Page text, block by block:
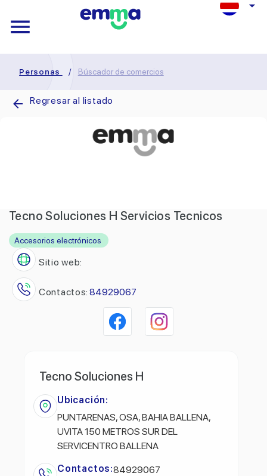
Personas / Búscador de comercios
Regresar al listado
Tecno Soluciones H Servicios Tecnicos
Accesorios electrónicos
Sitio web:
Contactos: 84929067
Tecno Soluciones H
Ubicación:
PUNTARENAS, OSA, BAHIA BALLENA,
UVITA 150 METROS SUR DEL
SERVICENTRO BALLENA
Contactos:84929067